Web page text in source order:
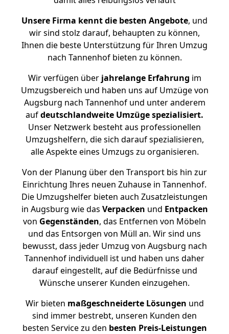
Unsere Firma kennt die besten Angebote, und
wir sind stolz darauf, behaupten zu können,
Ihnen die beste Unterstützung für Ihren Umzug
nach Tannenhof bieten zu können.
Wir verfügen überjahrelange Erfahrung im
Umzugsbereich und haben uns auf Umzüge von
Augsburg nach Tannenhof und unter anderem
aufdeutschlandweite Umzüge spezialisiert.
Unser Netzwerk besteht aus professionellen
Umzugshelfern, die sich darauf spezialisieren,
alle Aspekte eines Umzugs zu organisieren.
Von der Planung über den Transport bis hin zur
Einrichtung Ihres neuen Zuhause in Tannenhof.
Die Umzugshelfer bieten auch Zusatzleistungen
in Augsburg wie das Verpacken und Entpacken
von Gegenständen, das Entfernen von Möbeln
und das Entsorgen von Müll an. Wir sind uns
bewusst, dass jeder Umzug von Augsburg nach
Tannenhof individuell ist und haben uns daher
darauf eingestellt, auf die Bedürfnisse und
Wünsche unserer Kunden einzugehen.
Wir bieten maßgeschneiderte Lösungen und
sind immer bestrebt, unseren Kunden den
besten Service zu den besten Preis-Leistungen